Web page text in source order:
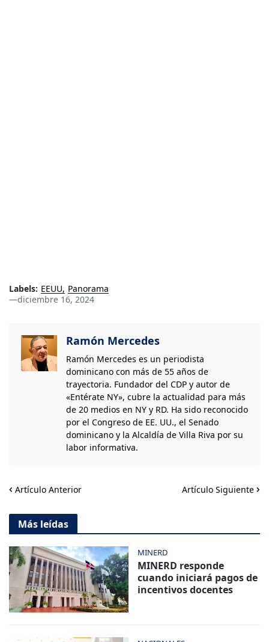
Labels: EEUU Panorama
—diciembre 16, 2024
Ramón Mercedes
Ramón Mercedes es un periodista
dominicano con más de 55 años de
trayectoria. Fundador del CDP y autor de
«Entérate NY», cubre la actualidad para más
de 20 medios en NY y RD. Ha sido reconocido
por el Congreso de EE. UU., el Senado
dominicano y la Alcaldía de Villa Riva por su
labor informativa.
Artículo Anterior Artículo Siguiente
Más leídas
MINERD
MINERD responde
cuando iniciará pagos de
incentivos docentes